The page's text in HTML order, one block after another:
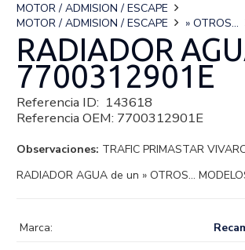
MOTOR / ADMISION / ESCAPE
MOTOR / ADMISION / ESCAPE
» OTROS...
RADIADOR
7700312901E
Referencia ID: 143618
Referencia OEM: 7700312901E
Observaciones: TRAFIC PRIMASTAR
RADIADOR AGUA de un » OTROS…
Marca: